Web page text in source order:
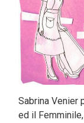
Sabrina Venier
ed il